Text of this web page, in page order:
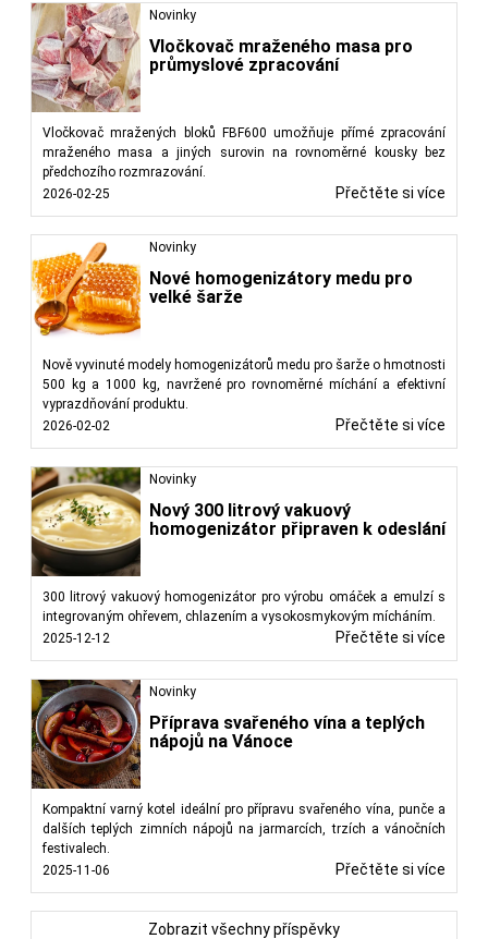
Novinky
Vločkovač mraženého masa pro
průmyslové zpracování
Vločkovač mražených bloků FBF600 umožňuje přímé zpracování
mraženého masa a jiných surovin na rovnoměrné kousky bez
předchozího rozmrazování.
2026-02-25
Přečtěte si více
Novinky
Nové homogenizátory medu pro
velké šarže
Nově vyvinuté modely homogenizátorů medu pro šarže o hmotnosti
500 kg a 1000 kg, navržené pro rovnoměrné míchání a efektivní
vyprazdňování produktu.
2026-02-02
Přečtěte si více
Novinky
Nový 300 litrový vakuový
homogenizátor připraven k odeslání
300 litrový vakuový homogenizátor pro výrobu omáček a emulzí s
integrovaným ohřevem, chlazením a vysokosmykovým mícháním.
2025-12-12
Přečtěte si více
Novinky
Příprava svařeného vína a teplých
nápojů na Vánoce
Kompaktní varný kotel ideální pro přípravu svařeného vína, punče a
dalších teplých zimních nápojů na jarmarcích, trzích a vánočních
festivalech.
2025-11-06
Přečtěte si více
Zobrazit všechny příspěvky